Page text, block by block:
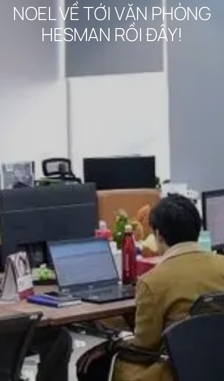
NOEL VỀ TỚI VĂN PHÒNG
HESMAN RỒI ĐÂY!